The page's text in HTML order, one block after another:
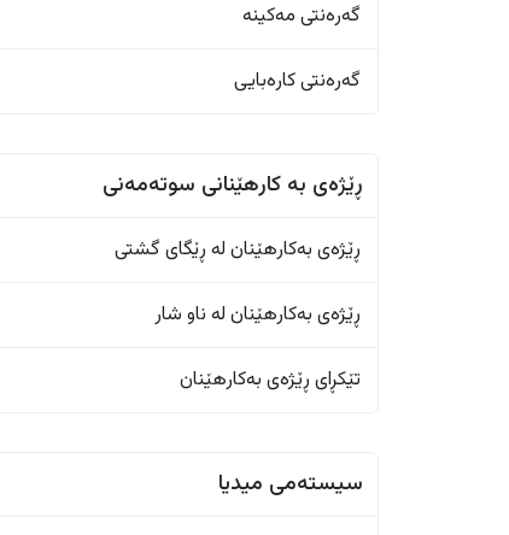
گەرەنتی مەکینە
گەرەنتی کارەبایی
ڕێژەى به کارهێنانی سوتەمەنی
ڕێژەى بەکارهێنان له ڕێگای گشتی
ڕێژەى بەکارهێنان له ناو شار
تێکڕای ڕێژەى بەکارهێنان
سیستەمی میدیا